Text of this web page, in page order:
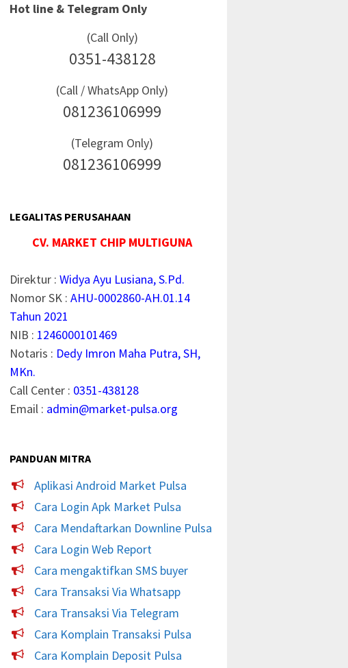
Hot line & Telegram Only
(Call Only)
0351-438128
(Call / WhatsApp Only)
081236106999
(Telegram Only)
081236106999
LEGALITAS PERUSAHAAN
CV. MARKET CHIP MULTIGUNA
Direktur :Widya Ayu Lusiana, S.Pd.
Nomor SK :AHU-0002860-AH.01.14
Tahun 2021
NIB : 1246000101469
Notaris : Dedy Imron Maha Putra, SH,
MKn.
Call Center : 0351-438128
Email : admin@market-pulsa.org
PANDUAN MITRA
Aplikasi Android Market Pulsa
Cara Login Apk Market Pulsa
Cara Mendaftarkan Downline Pulsa
Cara Login Web Report
Cara mengaktifkan SMS buyer
Cara Transaksi Via Whatsapp
Cara Transaksi Via Telegram
Cara Komplain Transaksi Pulsa
Cara Komplain Deposit Pulsa